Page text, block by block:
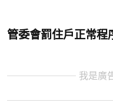
管委會罰住戶正常
我是廣